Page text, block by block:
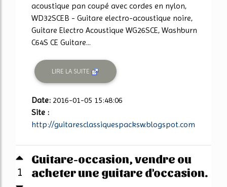
acoustique pan coupé avec cordes en nylon,
WD32SCEB - Guitare electro-acoustique noire,
Guitare Electro Acoustique WG26SCE, Washburn
C64S CE Guitare...
LIRE LA SUITE
Date: 2016-01-05 15:48:06
Site :
http://guitaresclassiquespacksw.blogspot.com
1
Guitare-occasion, vendre ou
acheter une guitare d'occasion.